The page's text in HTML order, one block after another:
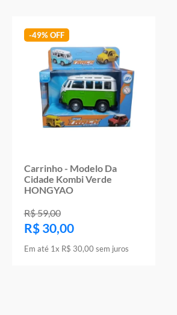
-49%
Carrinho - Modelo Da
Cidade Kombi Verde
HONGYAO
R$59,00
R$ 30,00
Em até 1x R$ 30,00 sem juros